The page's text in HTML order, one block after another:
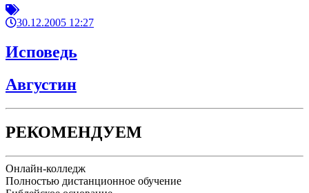
30.12.2005 12:27
Исповедь
Августин
РЕКОМЕНДУЕМ
Онлайн-колледж
Полностью дистанционное обучение